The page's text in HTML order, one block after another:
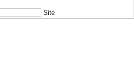
Site